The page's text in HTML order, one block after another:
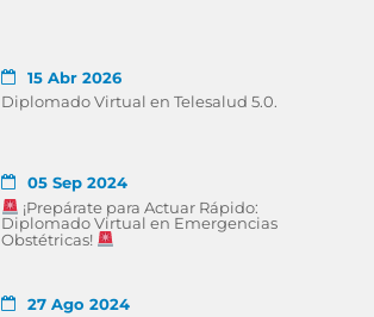
15 Abr 2026
Diplomado Virtual en Telesalud 5.0.
05 Sep 2024
¡Prepárate para Actuar Rápido:
Diplomado Virtual en Emergencias
Obstétricas!
27 Ago 2024